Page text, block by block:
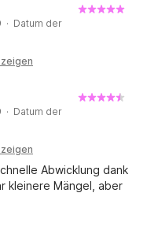
· Datum der
· Datum der
Abwicklung dank
kleinere Mängel, aber